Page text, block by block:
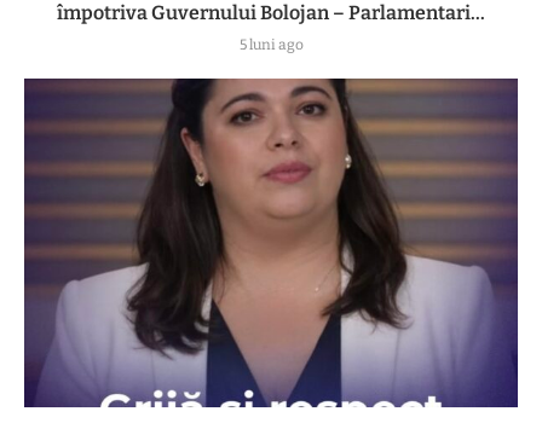
împotriva Guvernului Bolojan – Parlamentari...
5 luni ago